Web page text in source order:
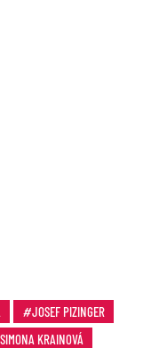
JOSEF PIZINGER
SIMONA KRAINOVÁ